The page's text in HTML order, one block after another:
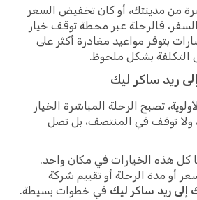
من مدينتك، أو كان تخفيض السعر
فالرحلة عبر محطة توقف خيار
بتوفر مواعيد مغادرة أكثر على
التكلفة بشكل ملحوظ.
ريد ساكر ليك
تصبح الرحلة المباشرة الخيار
ولا توقف في المنتصف، بل تصل
كل هذه الخيارات في مكان واحد.
أو مدة الرحلة أو تقييم شركة
إلى ريد ساكر ليك في خطوات بسيطة.